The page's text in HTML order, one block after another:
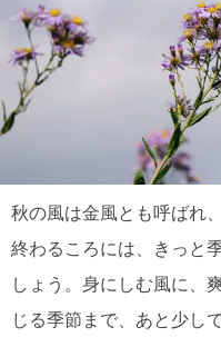
秋の風は金風とも呼ばれ
終わるころには、きっと
しょう。身にしむ風に、
じる季節まで、あと少しで